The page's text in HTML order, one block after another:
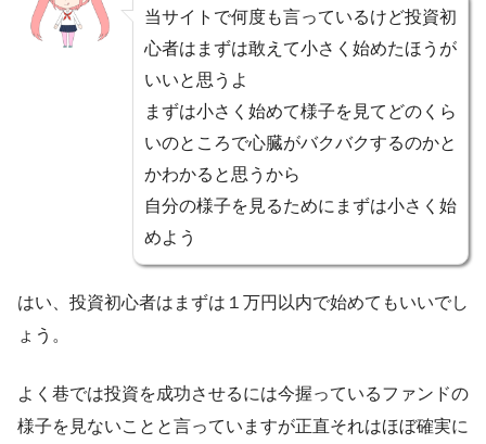
当サイトで何度も言っているけど投資初
心者はまずは敢えて小さく始めたほうが
いいと思うよ
まずは小さく始めて様子を見てどのくら
いのところで心臓がバクバクするのかと
かわかると思うから
自分の様子を見るためにまずは小さく始
めよう
はい、投資初心者はまずは１万円以内で始めてもいいでし
ょう。
よく巷では投資を成功させるには今握っているファンドの
様子を見ないことと言っていますが正直それはほぼ確実に